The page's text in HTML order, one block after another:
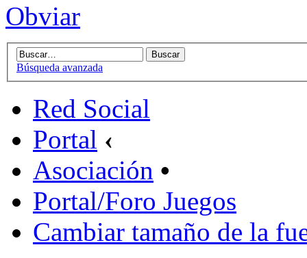
Obviar
Búsqueda avanzada
Red Social
Portal ‹
Asociación •
Portal/Foro Juegos
Cambiar tamaño de la